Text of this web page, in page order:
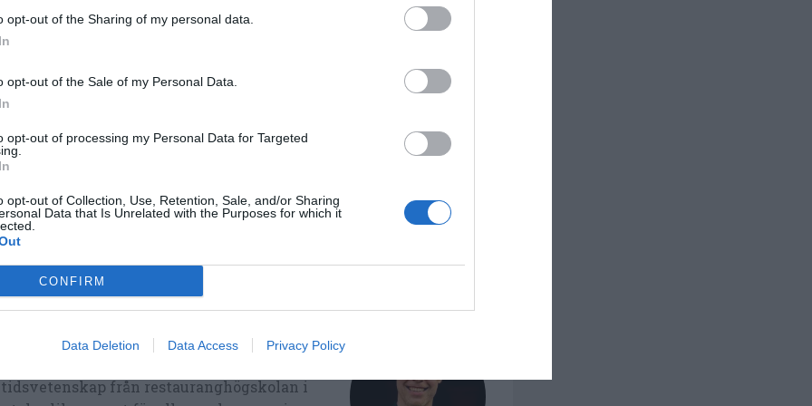
opt-out of the Sharing of my personal data.
opt-out of the Sale of my Personal Data.
opt-out of processing my Personal Data for Targeted
opt-out of Collection, Use, Retention, Sale, and/or Sharing
Data that Is Unrelated with the Purposes for which it
CONFIRM
Data Deletion Data Access Privacy Policy
Broccoli
Fest
från restauranghögskolan i